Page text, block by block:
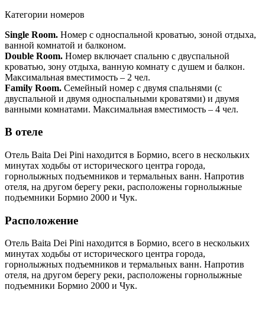
Категории номеров
Single Room. Номер с односпальной кроватью, зоной отдыха,
ванной комнатой и балконом.
Double Room. Номер включает спальню с двуспальной
кроватью, зону отдыха, ванную комнату с душем и балкон.
Максимальная вместимость – 2 чел.
Family Room. Семейный номер с двумя спальнями (с
двуспальной и двумя односпальными кроватями) и двумя
ванными комнатами. Максимальная вместимость – 4 чел.
В отеле
Отель Baita Dei Pini находится в Бормио, всего в нескольких
минутах ходьбы от исторического центра города,
горнолыжных подъемников и термальных ванн. Напротив
отеля, на другом берегу реки, расположены горнолыжные
подъемники Бормио 2000 и Чук.
Расположение
Отель Baita Dei Pini находится в Бормио, всего в нескольких
минутах ходьбы от исторического центра города,
горнолыжных подъемников и термальных ванн. Напротив
отеля, на другом берегу реки, расположены горнолыжные
подъемники Бормио 2000 и Чук.